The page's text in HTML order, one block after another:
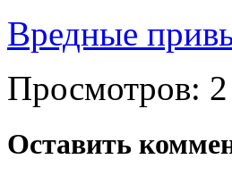
Вредные
Просмотров:
Оставить